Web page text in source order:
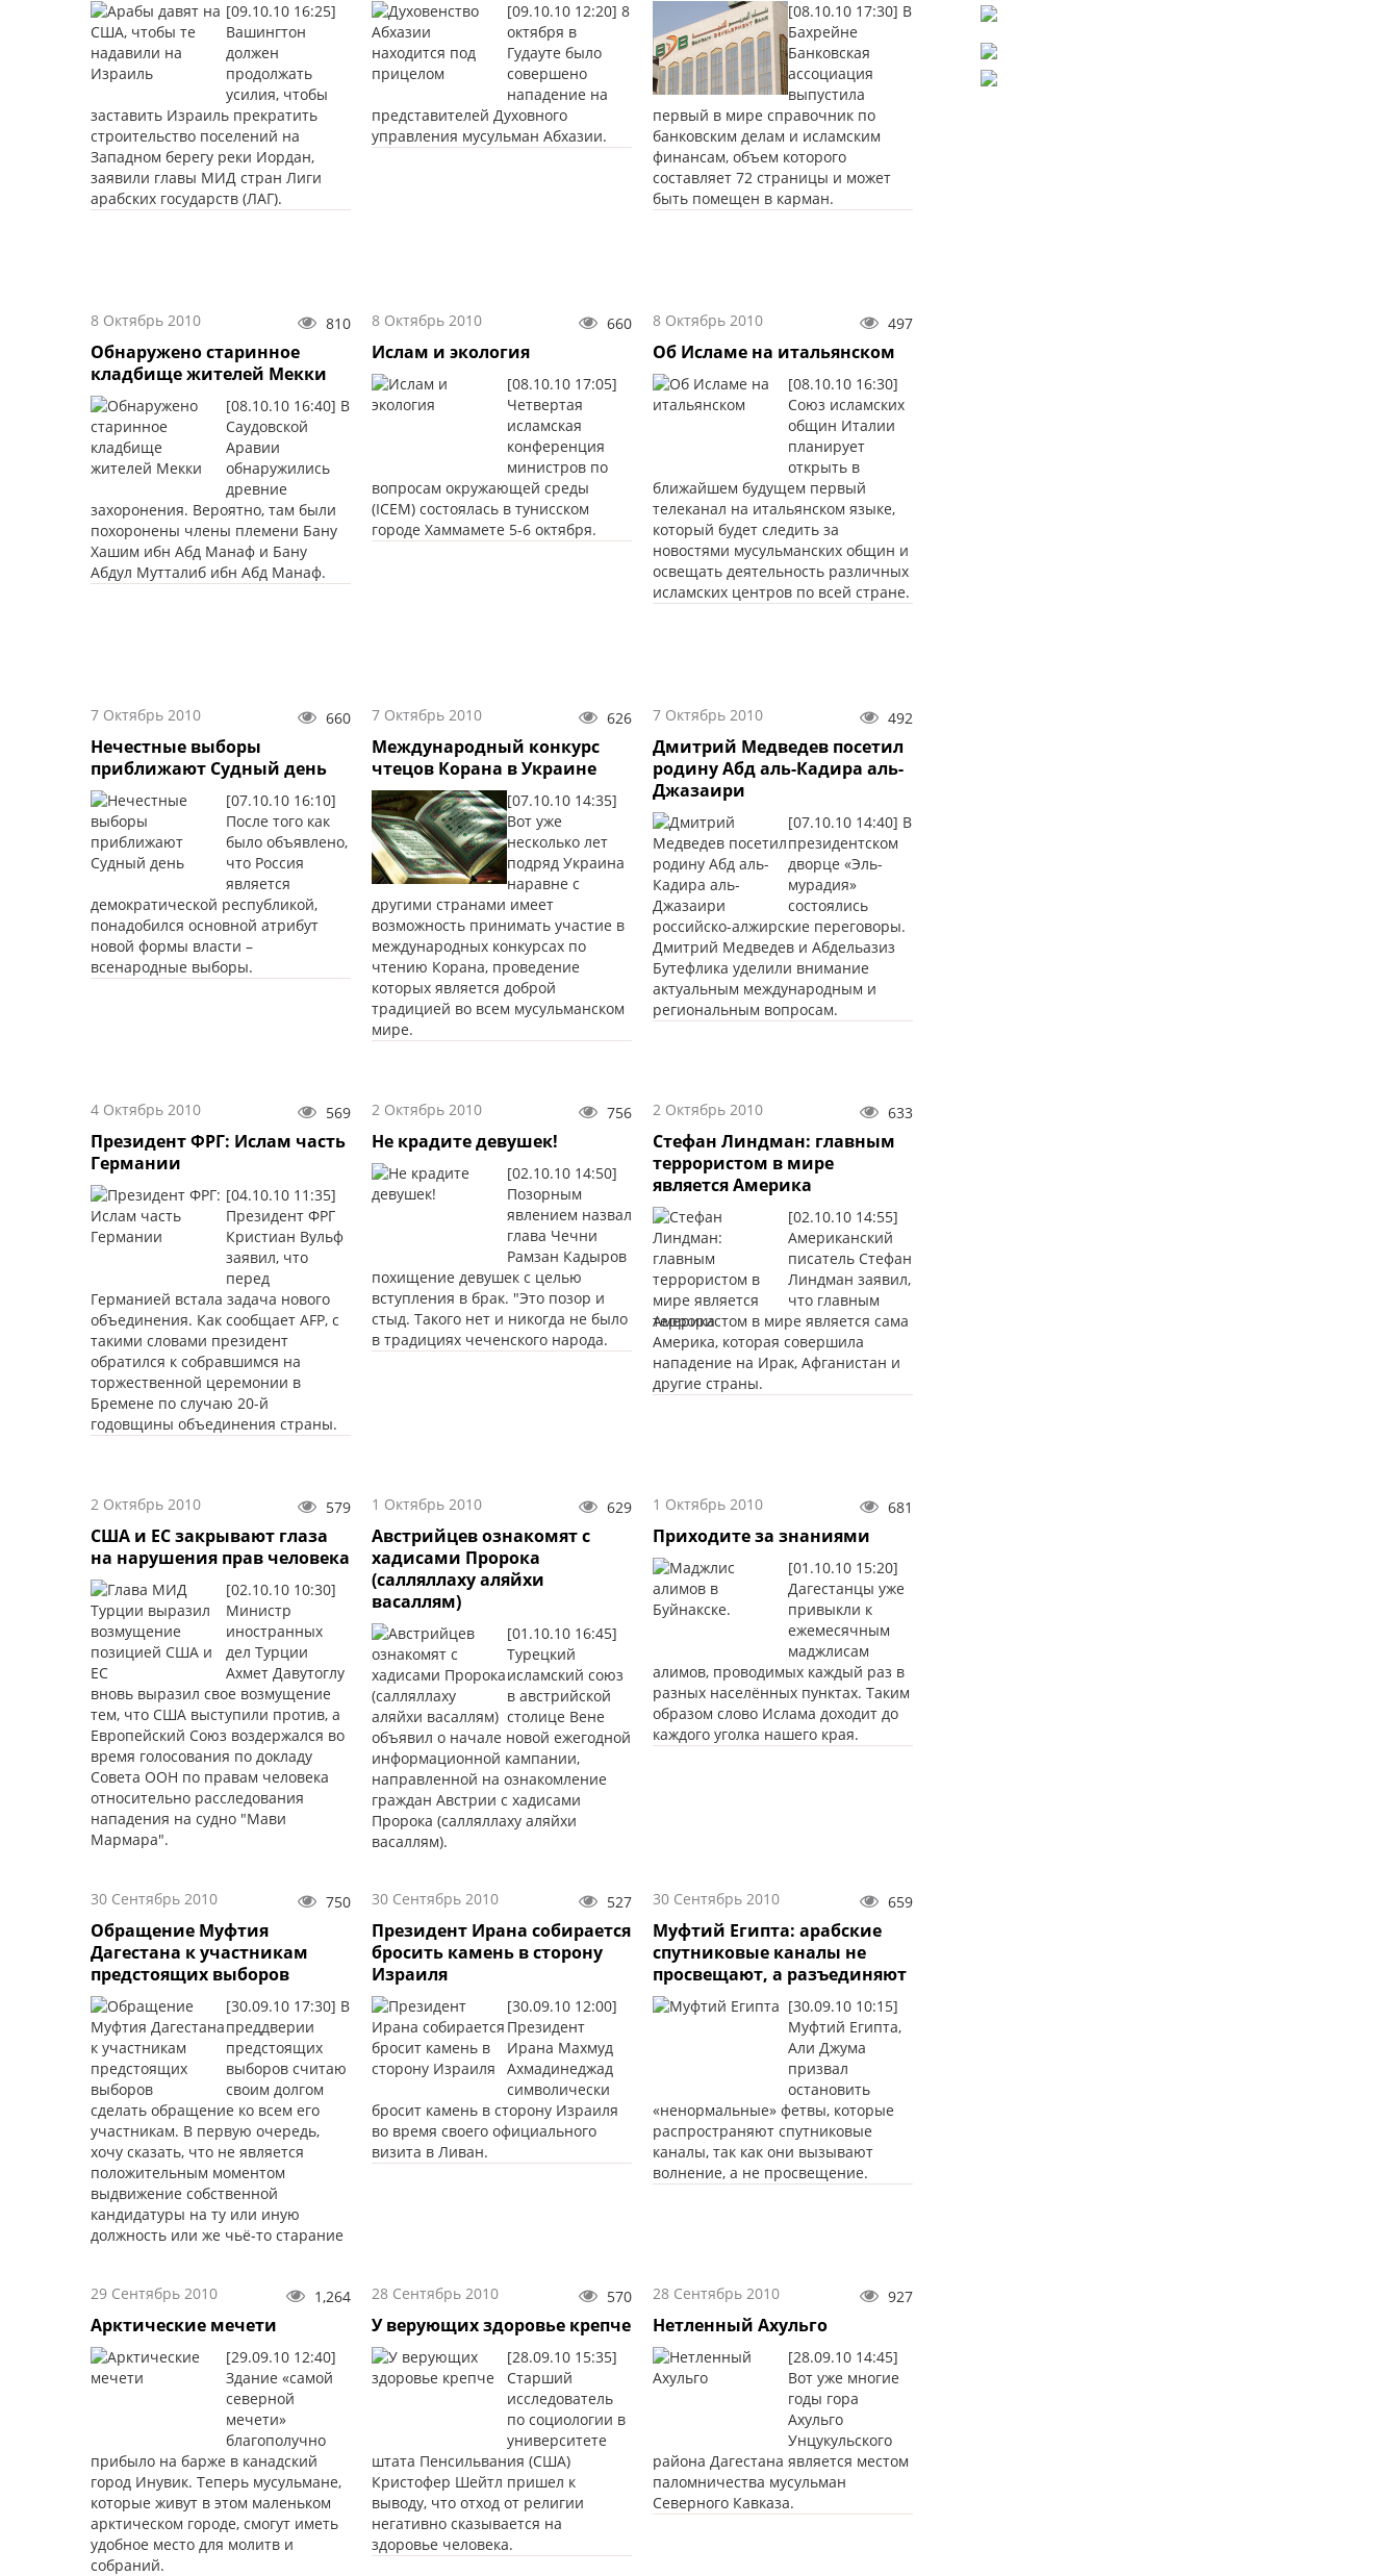
[09.10.10 16:25]
Вашингтон
должен
продолжать
усилия, чтобы
заставить Израиль прекратить
строительство поселений на
Западном берегу реки Иордан,
заявили главы МИД стран Лиги
арабских государств (ЛАГ).
[09.10.10 12:20] 8
октября в
Гудауте было
совершено
нападение на
представителей Духовного
управления мусульман Абхазии.
[08.10.10 17:30] В
Бахрейне
Банковская
ассоциация
выпустила
первый в мире справочник по
банковским делам и исламским
финансам, объем которого
составляет 72 страницы и может
быть помещен в карман.
8 Октябрь 2010 810
Обнаружено старинное
кладбище жителей Мекки
[08.10.10 16:40] В
Саудовской
Аравии
обнаружились
древние
захоронения. Вероятно, там были
похоронены члены племени Бану
Хашим ибн Абд Манаф и Бану
Абдул Мутталиб ибн Абд Манаф.
8 Октябрь 2010 660
Ислам и экология
[08.10.10 17:05]
Четвертая
исламская
конференция
министров по
вопросам окружающей среды
(ICEM) состоялась в тунисском
городе Хаммамете 5-6 октября.
8 Октябрь 2010 497
Об Исламе на итальянском
[08.10.10 16:30]
Союз исламских
общин Италии
планирует
открыть в
ближайшем будущем первый
телеканал на итальянском языке,
который будет следить за
новостями мусульманских общин и
освещать деятельность различных
исламских центров по всей стране.
7 Октябрь 2010 660
Нечестные выборы
приближают Судный день
[07.10.10 16:10]
После того как
было объявлено,
что Россия
является
демократической республикой,
понадобился основной атрибут
новой формы власти –
всенародные выборы.
7 Октябрь 2010 626
Международный конкурс
чтецов Корана в Украине
[07.10.10 14:35]
Вот уже
несколько лет
подряд Украина
наравне с
другими странами имеет
возможность принимать участие в
международных конкурсах по
чтению Корана, проведение
которых является доброй
традицией во всем мусульманском
мире.
7 Октябрь 2010 492
Дмитрий Медведев посетил
родину Абд аль-Кадира аль-
Джазаири
[07.10.10 14:40] В
президентском
дворце «Эль-
мурадия»
состоялись
российско-алжирские переговоры.
Дмитрий Медведев и Абдельазиз
Бутефлика уделили внимание
актуальным международным и
региональным вопросам.
4 Октябрь 2010 569
Президент ФРГ: Ислам часть
Германии
[04.10.10 11:35]
Президент ФРГ
Кристиан Вульф
заявил, что
перед
Германией встала задача нового
объединения. Как сообщает AFP, с
такими словами президент
обратился к собравшимся на
торжественной церемонии в
Бремене по случаю 20-й
годовщины объединения страны.
2 Октябрь 2010 756
Не крадите девушек!
[02.10.10 14:50]
Позорным
явлением назвал
глава Чечни
Рамзан Кадыров
похищение девушек с целью
вступления в брак. "Это позор и
стыд. Такого нет и никогда не было
в традициях чеченского народа.
2 Октябрь 2010 633
Стефан Линдман: главным
террористом в мире
является Америка
[02.10.10 14:55]
Американский
писатель Стефан
Линдман заявил,
что главным
террористом в мире является сама
Америка, которая совершила
нападение на Ирак, Афганистан и
другие страны.
2 Октябрь 2010 579
США и ЕС закрывают глаза
на нарушения прав человека
[02.10.10 10:30]
Министр
иностранных
дел Турции
Ахмет Давутоглу
вновь выразил свое возмущение
тем, что США выступили против, а
Европейский Союз воздержался во
время голосования по докладу
Совета ООН по правам человека
относительно расследования
нападения на судно "Мави
Мармара".
1 Октябрь 2010 629
Австрийцев ознакомят с
хадисами Пророка
(салляллаху аляйхи
васаллям)
[01.10.10 16:45]
Турецкий
исламский союз
в австрийской
столице Вене
объявил о начале новой ежегодной
информационной кампании,
направленной на ознакомление
граждан Австрии с хадисами
Пророка (салляллаху аляйхи
васаллям).
1 Октябрь 2010 681
Приходите за знаниями
[01.10.10 15:20]
Дагестанцы уже
привыкли к
ежемесячным
маджлисам
алимов, проводимых каждый раз в
разных населённых пунктах. Таким
образом слово Ислама доходит до
каждого уголка нашего края.
30 Сентябрь 2010 750
Обращение Муфтия
Дагестана к участникам
предстоящих выборов
[30.09.10 17:30] В
преддверии
предстоящих
выборов считаю
своим долгом
сделать обращение ко всем его
участникам. В первую очередь,
хочу сказать, что не является
положительным моментом
выдвижение собственной
кандидатуры на ту или иную
должность или же чьё-то старание
30 Сентябрь 2010 527
Президент Ирана собирается
бросить камень в сторону
Израиля
[30.09.10 12:00]
Президент
Ирана Махмуд
Ахмадинеджад
символически
бросит камень в сторону Израиля
во время своего официального
визита в Ливан.
30 Сентябрь 2010 659
Муфтий Египта: арабские
спутниковые каналы не
просвещают, а разъединяют
[30.09.10 10:15]
Муфтий Египта,
Али Джума
призвал
остановить
«ненормальные» фетвы, которые
распространяют спутниковые
каналы, так как они вызывают
волнение, а не просвещение.
29 Сентябрь 2010 1,264
Арктические мечети
[29.09.10 12:40]
Здание «самой
северной
мечети»
благополучно
прибыло на барже в канадский
город Инувик. Теперь мусульмане,
которые живут в этом маленьком
арктическом городе, смогут иметь
удобное место для молитв и
собраний.
28 Сентябрь 2010 570
У верующих здоровье крепче
[28.09.10 15:35]
Старший
исследователь
по социологии в
университете
штата Пенсильвания (США)
Кристофер Шейтл пришел к
выводу, что отход от религии
негативно сказывается на
здоровье человека.
28 Сентябрь 2010 927
Нетленный Ахульго
[28.09.10 14:45]
Вот уже многие
годы гора
Ахульго
Унцукульского
района Дагестана является местом
паломничества мусульман
Северного Кавказа.